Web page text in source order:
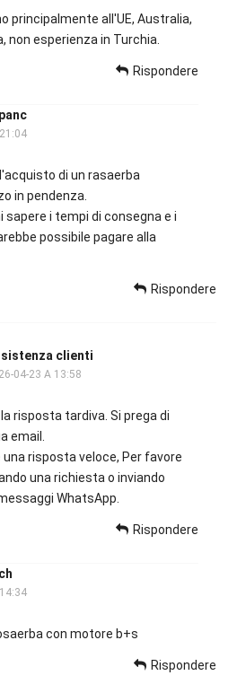
principalmente all'UE, Australia,
non esperienza in Turchia.
Rispondere
di un rasaerba
in pendenza.
i tempi di consegna e i
possibile pagare alla
Rispondere
clienti
04-23 A 13:58
risposta tardiva. Si prega di
email.
una risposta veloce, Per favore
una richiesta o inviando
WhatsApp.
Rispondere
con motore b+s
Rispondere